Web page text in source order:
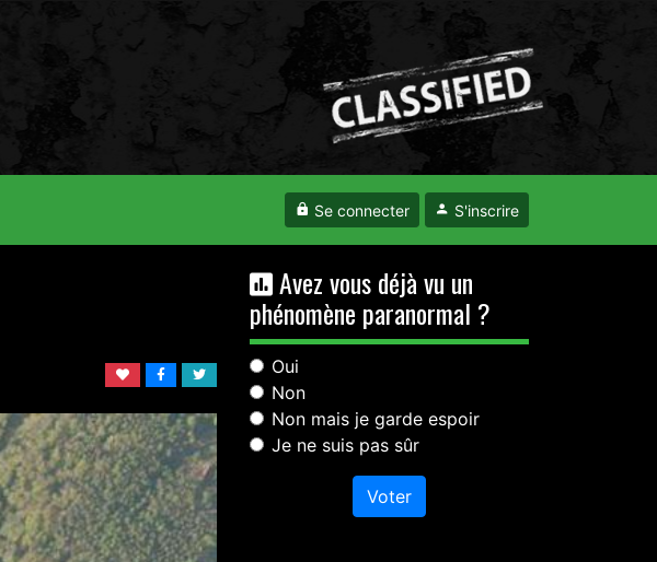
Se connecter S'inscrire
Avez vous déjà vu un
phénomène paranormal ?
Oui
Non
Non mais je garde espoir
Je ne suis pas sûr
Voter